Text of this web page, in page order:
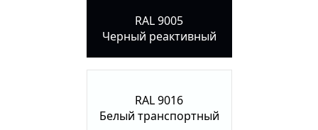
RAL 9005
Черный реактивный
RAL 9016
Белый транспортный